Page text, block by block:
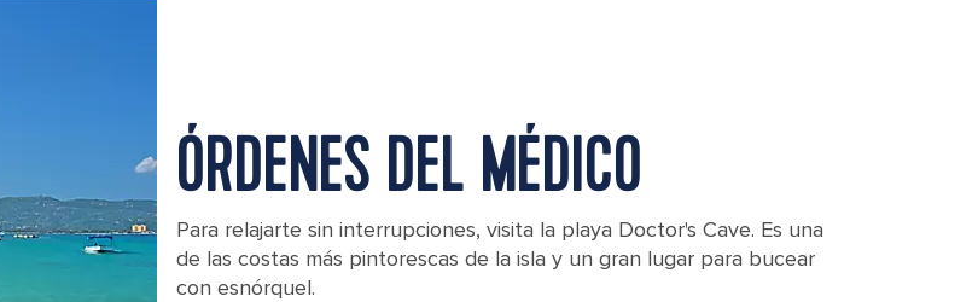
ÓRDENES DEL MÉDICO
Para relajarte sin interrupciones, visita la playa Doctor's Cave. Es una
de las costas más pintorescas de la isla y un gran lugar para bucear
con esnórquel.